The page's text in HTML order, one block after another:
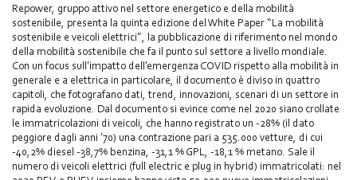
Repower, gruppo attivo nel settore energetico e della mobilità
sostenibile, presenta la quinta edizione del White Paper “La mobilità
sostenibile e veicoli elettrici”, la pubblicazione di riferimento nel mondo
della mobilità sostenibile che fa il punto sul settore a livello mondiale.
Con un focus sull’impatto dell’emergenza COVID rispetto alla mobilità in
generale e a elettrica in particolare, il documento è diviso in quattro
capitoli, che fotografano dati, trend, innovazioni, scenari di un settore in
rapida evoluzione. Dal documento si evince come nel 2020 siano crollate
le immatricolazioni di veicoli, che hanno registrato un -28% (il dato
peggiore dagli anni ’70) una contrazione pari a 535.000 vetture, di cui
-40,2% diesel -38,7% benzina, -31,1 % GPL, -18,1 % metano. Sale il
numero di veicoli elettrici (full electric e plug in hybrid) immatricolati: nel